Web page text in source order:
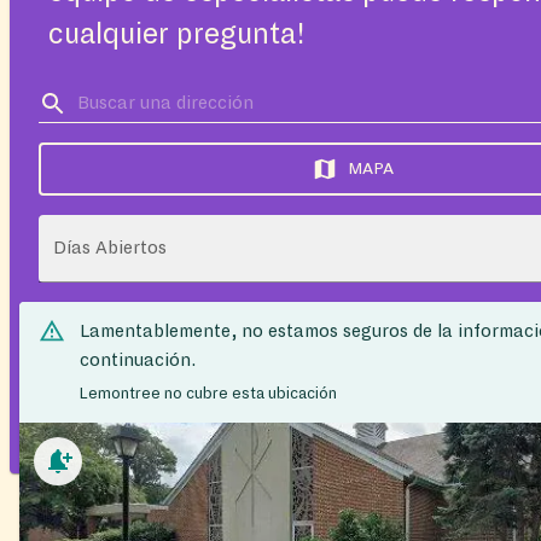
cualquier pregunta!
MAPA
Días Abiertos
Lamentablemente, no estamos seguros de la
continuación.
Lemontree no cubre esta ubicación